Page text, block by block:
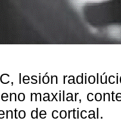
lesión
maxilar,
de cortical.